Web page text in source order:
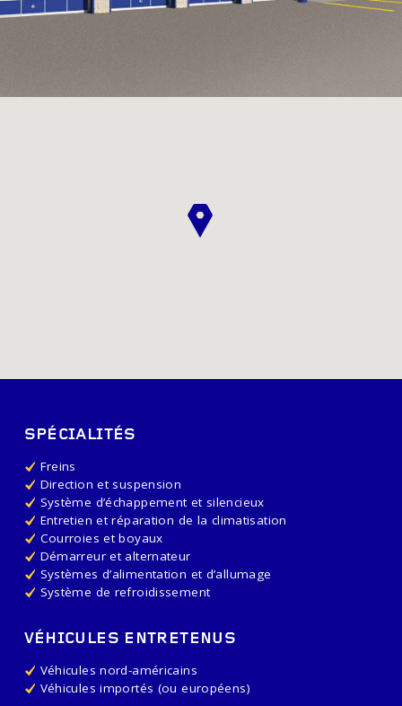
SPÉCIALITÉS
Freins
Direction et suspension
Système d’échappement et silencieux
Entretien et réparation de la climatisation
Courroies et boyaux
Démarreur et alternateur
Systèmes d’alimentation et d’allumage
Système de refroidissement
VÉHICULES ENTRETENUS
Véhicules nord-américains
Véhicules importés (ou européens)